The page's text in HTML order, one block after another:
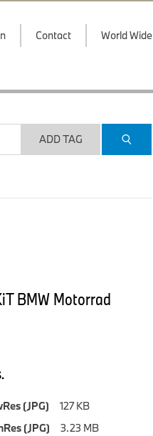
Contact World Wide
ADD TAG
BMW Motorrad
(JPG)
127 KB
(JPG)
3.23 MB